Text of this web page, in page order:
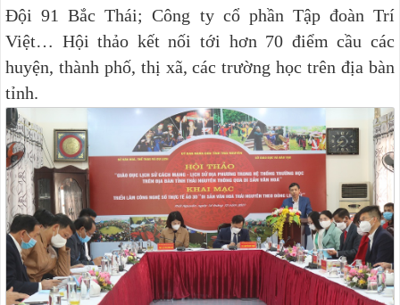
Đội 91 Bắc Thái; Công ty cổ phần Tập đoàn Trí
Việt… Hội thảo kết nối tới hơn 70 điểm cầu các
huyện, thành phố, thị xã, các trường học trên địa bàn
tỉnh.